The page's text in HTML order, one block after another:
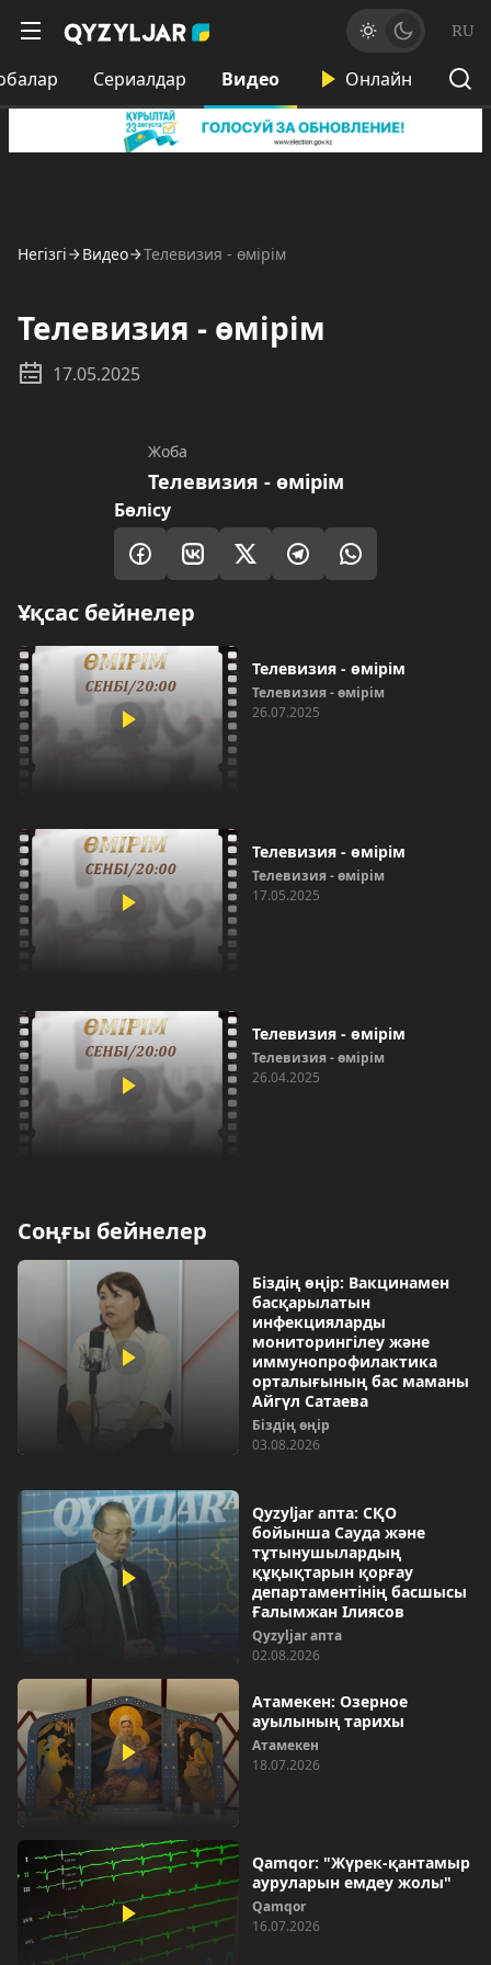
RU
Сериалдар Видео Онлайн
Негізгі Видео Телевизия - өмірім
Телевизия - өмірім
17.05.2025
Жоба
Телевизия - өмірім
Бөлісу
Ұқсас бейнелер
Телевизия - өмірім
Телевизия - өмірім
26.07.2025
Телевизия - өмірім
Телевизия - өмірім
17.05.2025
Телевизия - өмірім
Телевизия - өмірім
26.04.2025
Соңғы бейнелер
Біздің өңір: Вакцинамен
басқарылатын
инфекцияларды
мониторингілеу және
иммунопрофилактика
орталығының бас маманы
Айгүл Сатаева
Біздің өңір
03.08.2026
Qyzyljar апта: СҚО
бойынша Сауда және
тұтынушылардың
құқықтарын қорғау
департаментінің басшысы
Ғалымжан Ілиясов
Qyzyljar апта
02.08.2026
Атамекен: Озерное
ауылының тарихы
Атамекен
18.07.2026
Qamqor: "Жүрек-қантамыр
ауруларын емдеу жолы"
Qamqor
16.07.2026